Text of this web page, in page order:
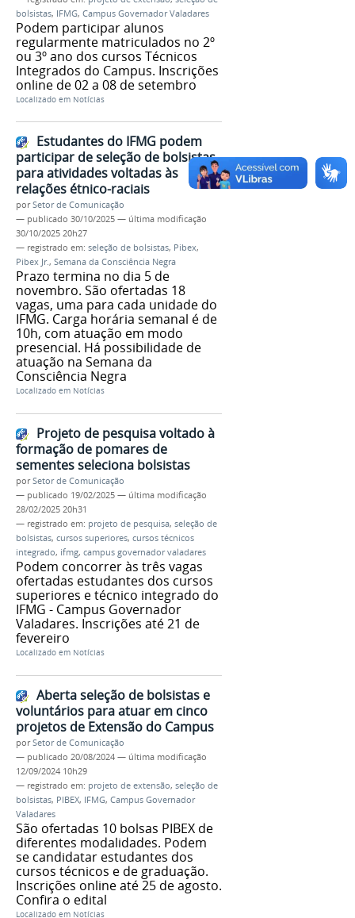
bolsistas, IFMG, Campus Governador Valadares
Podem participar alunos
regularmente matriculados no 2º
ou 3º ano dos cursos Técnicos
Integrados do Campus. Inscrições
online de 02 a 08 de setembro
Localizado em Notícias
Estudantes do IFMG podem
participar de seleção de bolsistas
para atividades voltadas às
relações étnico-raciais
porSetor de Comunicação
— publicado 30/10/2025 — última modificação
30/10/2025 20h27
— registrado em: seleção de bolsistas, Pibex,
Pibex Jr., Semana da Consciência Negra
Prazo termina no dia 5 de
novembro. São ofertadas 18
vagas, uma para cada unidade do
IFMG. Carga horária semanal é de
10h, com atuação em modo
presencial. Há possibilidade de
atuação na Semana da
Consciência Negra
Localizado em Notícias
Projeto de pesquisa voltado à
formação de pomares de
sementes seleciona bolsistas
porSetor de Comunicação
— publicado 19/02/2025 — última modificação
28/02/2025 20h31
— registrado em: projeto de pesquisa, seleção de
bolsistas, cursos superiores, cursos técnicos
integrado, ifmg, campus governador valadares
Podem concorrer às três vagas
ofertadas estudantes dos cursos
superiores e técnico integrado do
IFMG - Campus Governador
Valadares. Inscrições até 21 de
fevereiro
Localizado em Notícias
Aberta seleção de bolsistas e
voluntários para atuar em cinco
projetos de Extensão do Campus
porSetor de Comunicação
— publicado 20/08/2024 — última modificação
12/09/2024 10h29
— registrado em: projeto de extensão, seleção de
bolsistas, PIBEX, IFMG, Campus Governador
Valadares
São ofertadas 10 bolsas PIBEX de
diferentes modalidades. Podem
se candidatar estudantes dos
cursos técnicos e de graduação.
Inscrições online até 25 de agosto.
Confira o edital
Localizado em Notícias